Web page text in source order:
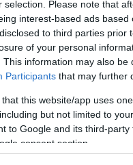
selection. Please note that
interest-based ads
to third parties
of your personal
This information may also
Participants that may further
that this website/app uses
but not limited to
to Google and its third-
consent section.
Σχόλια: 2
ΝΗΣΙΑ ΥΠΟ
Η ελεύθερη
Τήνο,
Γράφει η Αναστασία
ΑΝΑΔΗΜΟΣΙΕΥΣΗ –
Κυκλάδες, ο πληθυσμός